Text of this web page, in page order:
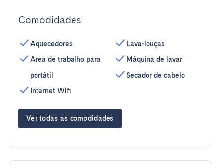
Comodidades
Aquecedores
Área de trabalho para
portátil
Internet Wifi
Lava-louças
Máquina de lavar
Secador de cabelo
Ver todas as comodidades